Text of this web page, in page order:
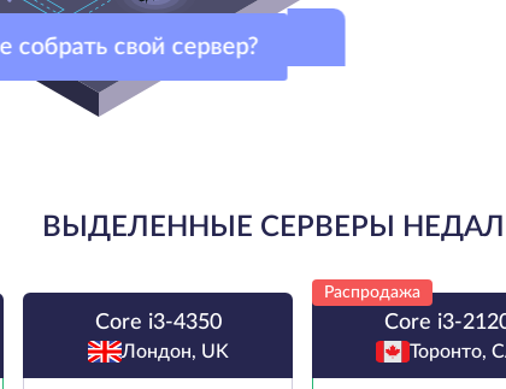
свой сервер?
ВЫДЕЛЕННЫЕ СЕРВЕРЫ
Core i3-4350
Лондон, UK
Распродажа
Core i3-
Торонто,